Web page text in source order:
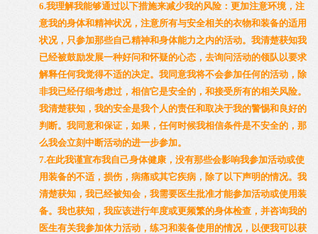
6.我理解我能够通过以下措施来减少我的风险：更加注意环境，注
意我的身体和精神状况，注意所有与安全相关的衣物和装备的适用
状况，只参加那些自己精神和身体能力之内的活动。我清楚获知我
已经被鼓励发展一种好问和怀疑的心态，去询问活动的领队以要求
解释任何我觉得不适的决定。我同意我将不会参加任何的活动，除
非我已经仔细考虑过，相信它是安全的，和接受所有的相关风险。
我清楚获知，我的安全是我个人的责任和取决于我的警惕和良好的
判断。我同意和保证，如果，任何时候我相信条件是不安全的，那
么我会立刻中断活动的进一步参加。
7.在此我谨宣布我自己身体健康，没有那些会影响我参加活动或使
用装备的不适，损伤，病痛或其它疾病，除了以下声明的情况。我
清楚获知，我已经被知会，我需要医生批准才能参加活动或使用装
备。我也获知，我应该进行年度或更频繁的身体检查，并咨询我的
医生有关我参加体力活动，练习和装备使用的情况，以便我可以获